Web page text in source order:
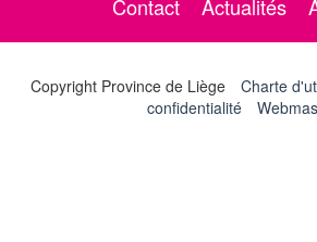
Contact Actualités
Copyright Province de Liège Charte
confidentialité